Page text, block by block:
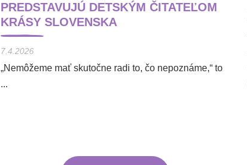
PREDSTAVUJÚ DETSKÝM ČITATEĽOM
KRÁSY SLOVENSKA
7.4.2026
„Nemôžeme mať skutočne radi to, čo nepoznáme,“ to
...